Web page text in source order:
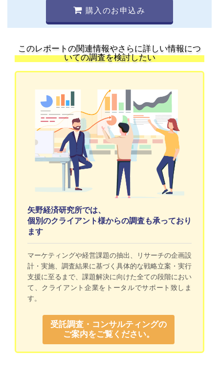
購入のお申込み
このレポートの関連情報やさらに詳しい情報につ
いての調査を検討したい
矢野経済研究所では、
個別のクライアント様からの調査も承っており
ます
マーケティングや経営課題の抽出、リサーチの企画設
計・実施、調査結果に基づく具体的な戦略立案・実行
支援に至るまで、課題解決に向けた全ての段階におい
て、クライアント企業をトータルでサポート致しま
す。
受託調査・コンサルティングの
ご案内をご覧ください。